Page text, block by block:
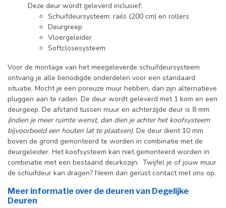
Deze deur wordt geleverd inclusief:
Schuifdeursysteem: rails (200 cm) en rollers
Deurgreep
Vloergeleider
Softclosesysteem
Voor de montage van het meegeleverde schuifdeursysteem
ontvang je alle benodigde onderdelen voor een standaard
situatie. Mocht je een poreuze muur hebben, dan zijn alternatieve
pluggen aan te raden. De deur wordt geleverd met 1 kom en een
deurgeep. De afstand tussen muur en achterzijde deur is 8 mm
(indien je meer ruimte wenst, dan dien je achter het koofsysteem
bijvoorbeeld een houten lat te plaatsen). De deur dient 10 mm
boven de grond gemonteerd te worden in combinatie met de
deurgeleider. Het koofsysteem kan niet gemonteerd worden in
combinatie met een bestaand deurkozijn. Twijfel je of jouw muur
de schuifdeur kan dragen? Neem dan gerust contact met ons op.
Meer informatie over de deuren van Degelijke
Deuren